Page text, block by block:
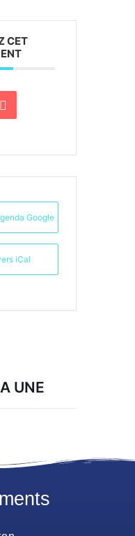
CET
Google
iCal
UNE